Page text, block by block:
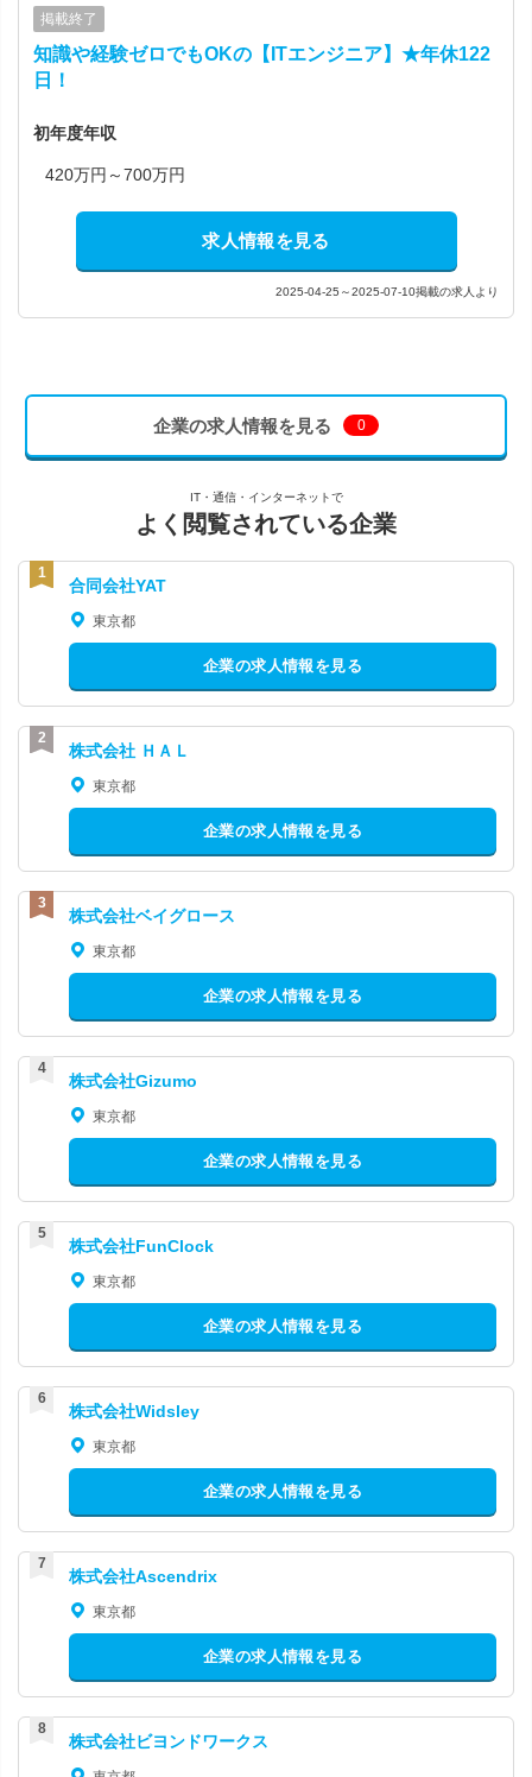
掲載終了
知識や経験ゼロでもOKの【ITエンジニア】★年休122
日！
初年度年収
420万円～700万円
求人情報を見る
2025-04-25～2025-07-10掲載の求人より
企業の求人情報を見る 0
IT・通信・インターネットで
よく閲覧されている企業
合同会社YAT
東京都
企業の求人情報を見る
株式会社 ＨＡＬ
東京都
企業の求人情報を見る
株式会社ベイグロース
東京都
企業の求人情報を見る
株式会社Gizumo
東京都
企業の求人情報を見る
株式会社FunClock
東京都
企業の求人情報を見る
株式会社Widsley
東京都
企業の求人情報を見る
株式会社Ascendrix
東京都
企業の求人情報を見る
株式会社ビヨンドワークス